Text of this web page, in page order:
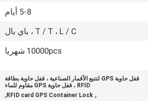
5-8 أيام
T / T ، L / C ، باي بال
10000pcs شهريا
قفل حاوية GPS لتتبع الأقمار الصناعية ، قفل حاوية بطاقة
RFID ، قفل حاوية GPS مقاوم للماء
,
RFID card GPS Container Lock
,